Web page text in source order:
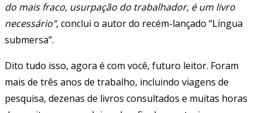
do mais fraco, usurpação do trabalhador, é um livro
necessário”, conclui o autor do recém-lançado “Língua
submersa”.
Dito tudo isso, agora é com você, futuro leitor. Foram
mais de três anos de trabalho, incluindo viagens de
pesquisa, dezenas de livros consultados e muitas horas